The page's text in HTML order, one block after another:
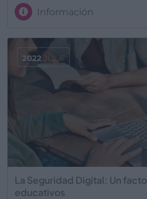
Información
La Seguridad Digital: Un
educativos
2022 JUL 6